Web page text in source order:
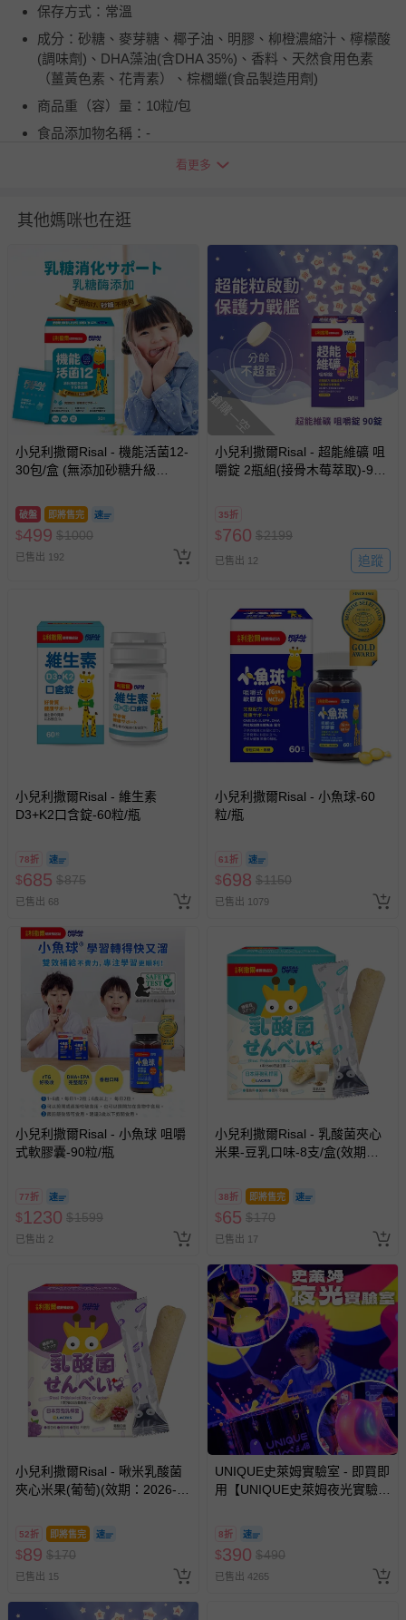
保存方式：常溫
成分：砂糖、麥芽糖、椰子油、明膠、柳橙濃縮汁、檸檬酸
(調味劑)、DHA藻油(含DHA 35%)、香料、天然食用色素
（薑黃色素、花青素）、棕櫚蠟(食品製造用劑)
商品重（容）量：10粒/包
食品添加物名稱：-
製造廠商或國內負責廠商名稱：幸一生醫科技有限公司
製造廠商或國內負責廠商地址：台北市內湖區潭美街175號
食品業者登錄字號：A-170474901-00000-0
投保產品責任險字號：國泰產險1516字第05PD02451號
健康食品字號/有機檢驗機構及證書字號：.
商品產地（國）：.
牛/豬肉產地（國）：不含豬/牛肉
過敏原：-
小兒利撒爾 - 健康補給站 - Quti軟
糖12包組 DHA藻油-10粒/包
內容物
12包/盒
成分
柳橙濃縮汁、檸檬酸(調味劑)、
DHA藻油(含DHA 35%)、香料、
天然食用色素（薑黃色素、花青
素）、棕櫚蠟(食品製造用劑)
過敏原
肉品產地
有效期限
交付/運送方式
是否包含豬肉或豬可食部位之原
廠商或國內負責廠商
幸一生醫科技有限公司
食品業者登錄字號
A-170474901-00000-0
製造廠商或國內負責廠商地址
台北市內湖區潭美街175號
投保產品責任險字號
國泰產險1516字第05PD02451號
退換貨須知
您所購買的商品享有7天的鑑賞期／猶豫期權益，但此期間
並非試用期，您所退回的商品必須是未經使用的全新狀態，
包含完整包裝、配件、說明文件及贈品等。
如需退換貨，請於收到商品7天（含例假日內提出），如為
瑕疵退換貨所產生的運費，將由媽咪愛負責處理，若非瑕疵
退貨，您可至『查詢訂單』>『已出貨』中查詢該筆訂單，
並點選『我要退貨』即可進行申請。若有相關退貨問題，請
至媽咪愛LINE@客服ID: @mamilove
我們將依序為您處理
留商品未達活動門檻，將以原價計算，活動贈品亦需一併退
回。
易於腐敗、保存期限較短或解約時即將逾期（例如生鮮
商品、食品等）。
客製化商品（例如客製生日書、姓名貼等）。
報紙、期刊或雜誌（惟書籍如經拆封、使用，則酌收整
新費用）。
經消費者拆封之影音商品或電腦軟體（例如 DVD、CD
等）。
非以有形媒介提供之數位內容或一經提供即為完成之線
上服務，經消費者事先同意始提供（例如線上課程、遊
已拆封之以下類型商品：
-個人衛生用品（例如尿布、貼身衣物、泳裝、襪子、地
褲、紗布衣等）。
看更多
其他媽咪也在逛
小兒利撒爾Risal - 機能活菌12-
30包/盒 (無添加砂糖升級
14)
破盤 即將售完
$499 $1000
已售出 192
搶購一空
小兒利撒爾Risal - 超能維礦 咀
嚼錠 2瓶組(接骨木莓萃取)-90
35折
$760 $2199
已售出 12 追蹤
小兒利撒爾Risal - 維生素
D3+K2口含錠-60粒/瓶
78折
$685 $875
已售出 68
小兒利撒爾Risal - 小魚球-60
粒/瓶
61折
$698 $1150
已售出 1079
小兒利撒爾Risal - 小魚球 咀嚼
式軟膠囊-90粒/瓶
77折
$1230 $1599
已售出 2
小兒利撒爾Risal - 乳酸菌夾心
米果-豆乳口味-8支/盒(效期：
38折 即將售完
$65 $170
已售出 17
小兒利撒爾Risal - 啾米乳酸菌
夾心米果(葡萄)(效期：2026-
52折 即將售完
$89 $170
已售出 15
UNIQUE史萊姆實驗室 - 即買即
用【UNIQUE史萊姆夜光實驗室
人小孩均一價(3歲以上需購票))
8折
$390 $490
已售出 4265